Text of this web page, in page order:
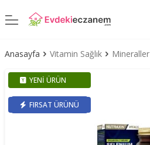
Anasayfa Vitamin Sağlık Mineraller
YENI ÜRÜN
FIRSAT ÜRÜNÜ